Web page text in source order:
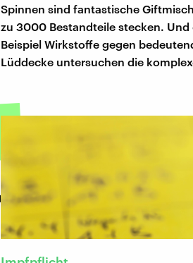
Spinnen sind fantastische
zu 3000 Bestandteile stecken. Und
Beispiel Wirkstoffe gegen
Lüddecke untersuchen die